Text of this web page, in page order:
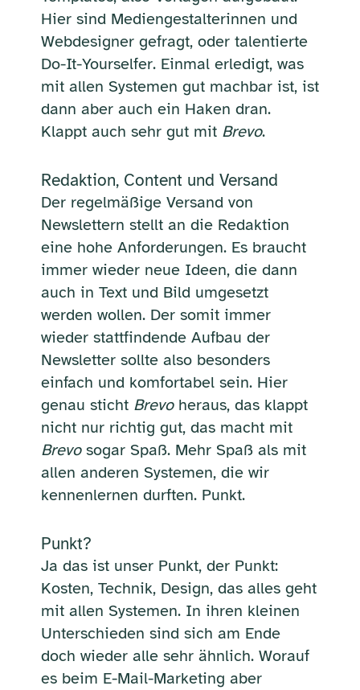
Hier sind Mediengestalterinnen und
Webdesigner gefragt, oder talentierte
Do-It-Yourselfer. Einmal erledigt, was
mit allen Systemen gut machbar ist, ist
dann aber auch ein Haken dran.
Klappt auch sehr gut mit Brevo.
Redaktion, Content und Versand
Der regelmäßige Versand von
Newslettern stellt an die Redaktion
eine hohe Anforderungen. Es braucht
immer wieder neue Ideen, die dann
auch in Text und Bild umgesetzt
werden wollen. Der somit immer
wieder stattfindende Aufbau der
Newsletter sollte also besonders
einfach und komfortabel sein. Hier
genau sticht Brevoheraus, das klappt
nicht nur richtig gut, das macht mit
Brevosogar Spaß. Mehr Spaß als mit
allen anderen Systemen, die wir
kennenlernen durften. Punkt.
Punkt?
Ja das ist unser Punkt, der Punkt:
Kosten, Technik, Design, das alles geht
mit allen Systemen. In ihren kleinen
Unterschieden sind sich am Ende
doch wieder alle sehr ähnlich. Worauf
es beim E-Mail-Marketing aber